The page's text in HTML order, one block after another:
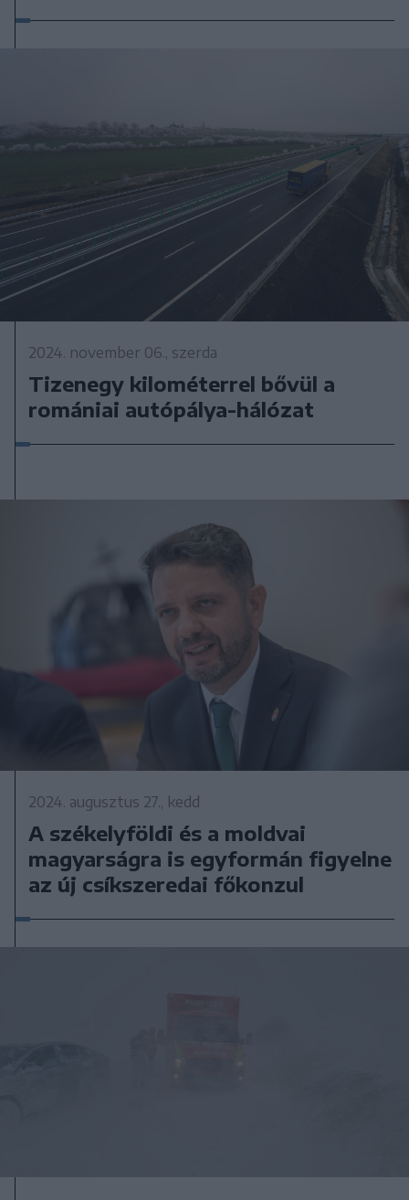
2024. november 06., szerda
Tizenegy kilométerrel bővül a
romániai autópálya-hálózat
2024. augusztus 27., kedd
A székelyföldi és a moldvai
magyarságra is egyformán figyelne
az új csíkszeredai főkonzul